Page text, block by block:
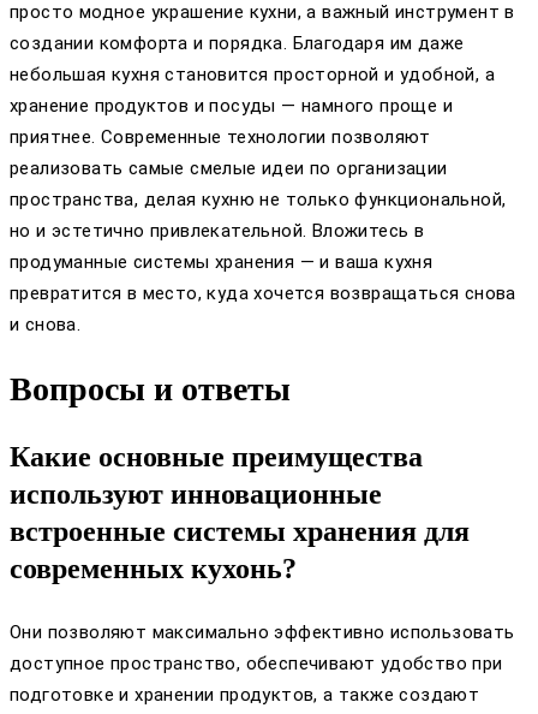
просто модное украшение кухни, а важный инструмент в
создании комфорта и порядка. Благодаря им даже
небольшая кухня становится просторной и удобной, а
хранение продуктов и посуды — намного проще и
приятнее. Современные технологии позволяют
реализовать самые смелые идеи по организации
пространства, делая кухню не только функциональной,
но и эстетично привлекательной. Вложитесь в
продуманные системы хранения — и ваша кухня
превратится в место, куда хочется возвращаться снова
и снова.
Вопросы и ответы
Какие основные преимущества
используют инновационные
встроенные системы хранения для
современных кухонь?
Они позволяют максимально эффективно использовать
доступное пространство, обеспечивают удобство при
подготовке и хранении продуктов, а также создают